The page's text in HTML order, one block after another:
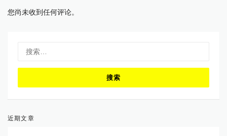
您尚未收到任何评论。
索：
近期文章